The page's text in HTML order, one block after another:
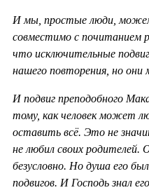
И мы, простые люди,
совместимо с почитанием
что исключительные
нашего повторения, но
И подвиг преподобного
тому, как человек может
оставить всё. Это не
не любил своих родителей.
безусловно. Но душа его
подвигов. И Господь знал